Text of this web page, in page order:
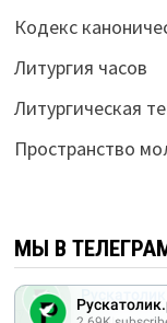
Кодекс
Литургия часов
Литургическая
Пространство
МЫ В